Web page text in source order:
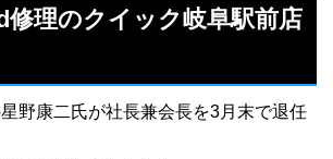
修理のクイック岐阜駅前店
野康二氏が社長兼会長を3月末で退任